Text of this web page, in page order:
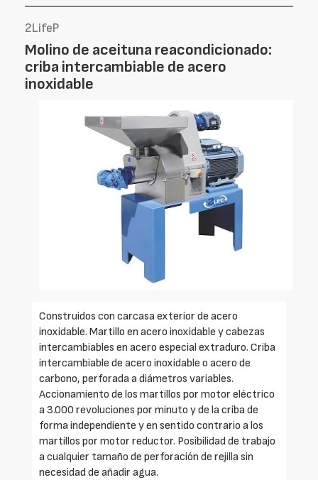
2LifeP
Molino de aceituna reacondicionado:
criba intercambiable de acero
inoxidable
Construidos con carcasa exterior de acero
inoxidable. Martillo en acero inoxidable y cabezas
intercambiables en acero especial extraduro. Criba
intercambiable de acero inoxidable o acero de
carbono, perforada a diámetros variables.
Accionamiento de los martillos por motor eléctrico
a 3.000 revoluciones por minuto y de la criba de
forma independiente y en sentido contrario a los
martillos por motor reductor. Posibilidad de trabajo
a cualquier tamaño de perforación de rejilla sin
necesidad de añadir agua.